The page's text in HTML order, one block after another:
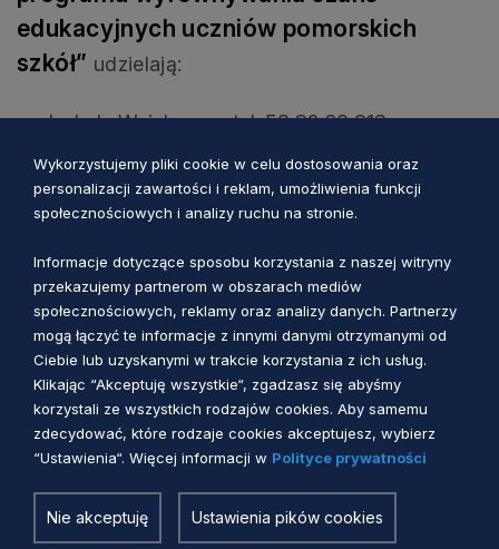
edukacyjnych uczniów pomorskich
szkół” udzielają:
Izabela Weinberger, tel. 58 32 68 813,
Piotr Celmer, tel. 58 32 68 425,
sekretariat Departamentu Edukacji, tel. 58 32
de@pomorskie.eu
Do pobrania:
Regulamin przyznawania stypendiów
Marszałka Województwa Pomorskiego w
ramach projektu „Regionalny program
wyrównywania szans edukacyjnych uczniów
pomorskich szkół” współfinansowanego ze
środków unijnych – Załącznik Nr 2 do uchwały
Wykorzystujemy pliki cookie w celu dostosowania oraz
personalizacji zawartości i reklam, umożliwienia funkcji
społecznościowych i analizy ruchu na stronie.
Informacje dotyczące sposobu korzystania z naszej witryny
przekazujemy partnerom w obszarach mediów
społecznościowych, reklamy oraz analizy danych. Partnerzy
mogą łączyć te informacje z innymi danymi otrzymanymi od
Ciebie lub uzyskanymi w trakcie korzystania z ich usług.
Klikając “Akceptuję wszystkie“, zgadzasz się abyśmy
korzystali ze wszystkich rodzajów cookies. Aby samemu
zdecydować, które rodzaje cookies akceptujesz, wybierz
“Ustawienia“. Więcej informacji w Polityce prywatności
Nie akceptuję Ustawienia pików cookies